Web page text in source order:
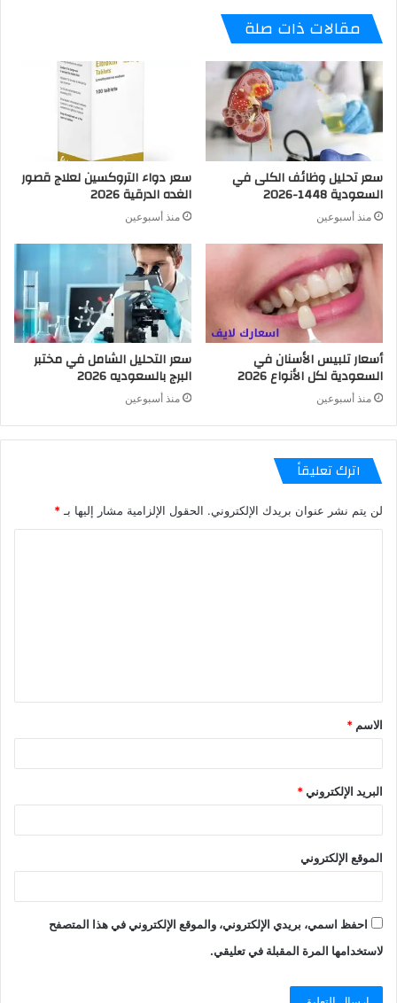
مقالات ذات صلة
سعر تحليل وظائف الكلى في
السعودية 1448-2026
منذ أسبوعين
سعر دواء التروكسين لعلاج قصور
الغده الدرقية 2026
منذ أسبوعين
أسعار تلبيس الأسنان في
السعودية لكل الأنواع 2026
منذ أسبوعين
سعر التحليل الشامل في مختبر
البرج بالسعوديه 2026
منذ أسبوعين
اترك تعليقاً
لن يتم نشر عنوان بريدك الإلكتروني. الحقول الإلزامية مشار إليها بـ*
الاسم *
البريد الإلكتروني*
الموقع الإلكتروني
احفظ اسمي، بريدي الإلكتروني، والموقع الإلكتروني في هذا المتصفح
لاستخدامها المرة المقبلة في تعليقي.